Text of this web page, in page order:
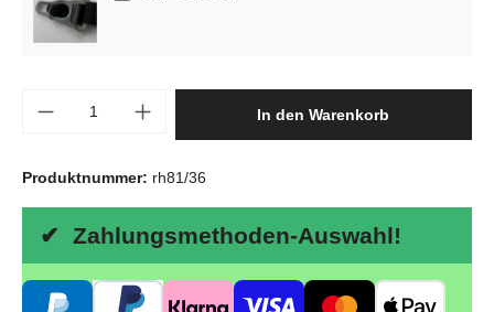
Produkt Anzahl: Gib den gewünschten
In den Warenkorb
Produktnummer: rh81/36
✔ Zahlungsmethoden-Auswahl!